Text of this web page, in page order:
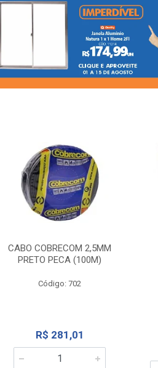
CABO COBRECOM 2,5MM
PRETO PECA (100M)
Código: 702
R$ 281,01